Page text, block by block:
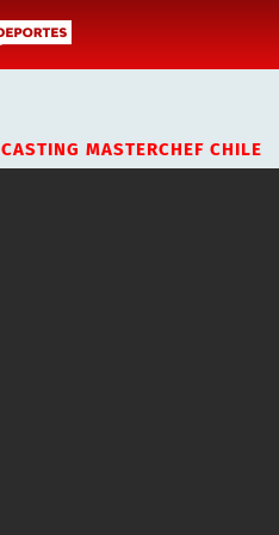
CASTING MASTERCHEF CHILE